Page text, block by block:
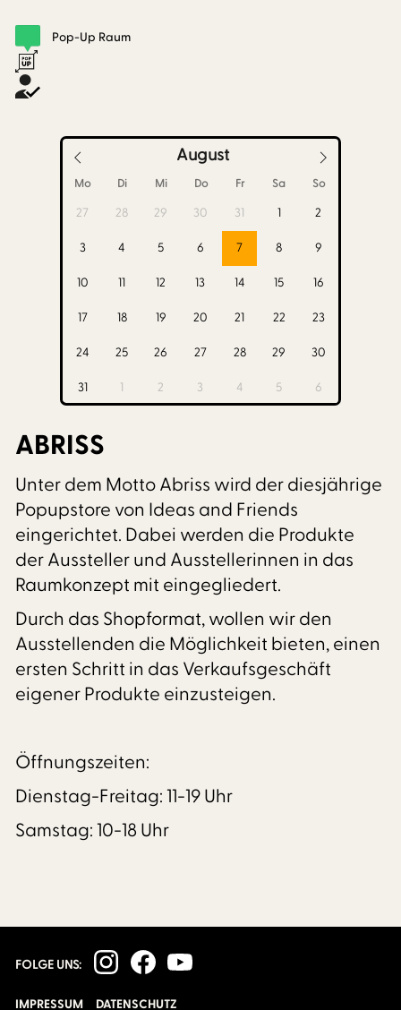
Pop-Up Raum
August
Mo Di Mi Do Fr Sa So
27 28 29 30 31 1 2
3 4 5 6 7 8 9
10 11 12 13 14 15 16
17 18 19 20 21 22 23
24 25 26 27 28 29 30
31 1 2 3 4 5 6
ABRISS
Unter dem Motto Abriss wird der diesjährige
Popupstore von Ideas and Friends
eingerichtet. Dabei werden die Produkte
der Aussteller und Ausstellerinnen in das
Raumkonzept mit eingegliedert.
Durch das Shopformat, wollen wir den
Ausstellenden die Möglichkeit bieten, einen
ersten Schritt in das Verkaufsgeschäft
eigener Produkte einzusteigen.
Öffnungszeiten:
Dienstag-Freitag: 11-19 Uhr
Samstag: 10-18 Uhr
IMPRESSUM DATENSCHUTZ
FOLGE UNS: